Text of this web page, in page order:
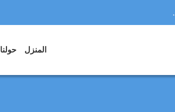
المنزل حولنا